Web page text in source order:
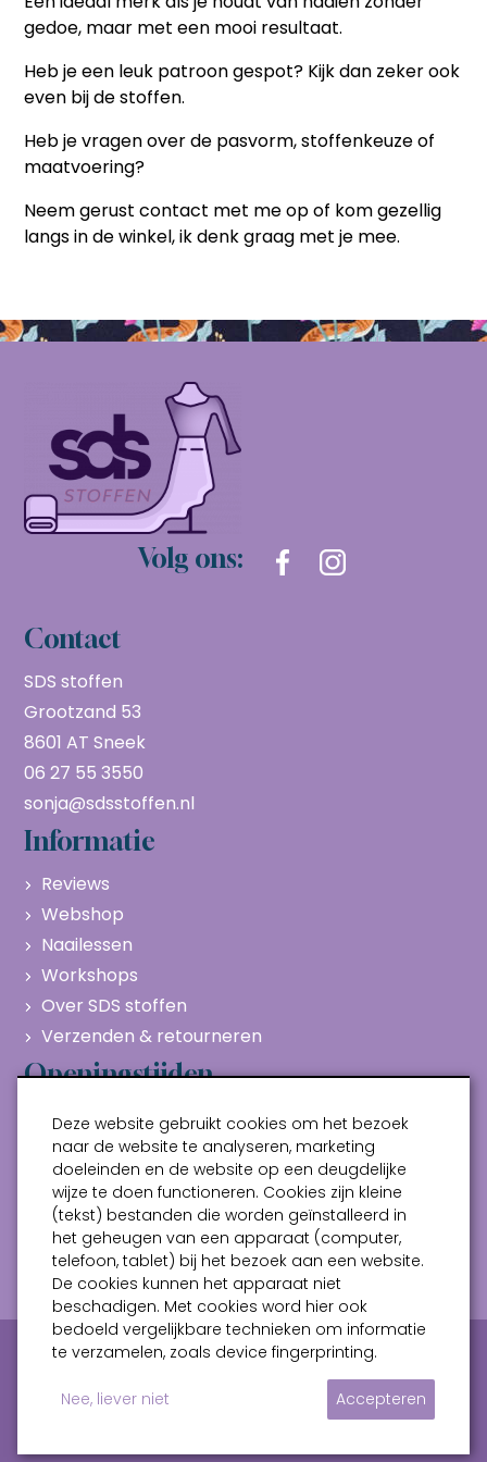
gedoe, maar met een mooi resultaat.
Heb je een leuk patroon gespot? Kijk dan zeker ook
even bij de stoffen.
Heb je vragen over de pasvorm, stoffenkeuze of
maatvoering?
Neem gerust contact met me op of kom gezellig
langs in de winkel, ik denk graag met je mee.
Volg ons:
Contact
SDS stoffen
Grootzand 53
8601 AT Sneek
06 27 55 3550
sonja@sdsstoffen.nl
Informatie
Reviews
Webshop
Naailessen
Workshops
Over SDS stoffen
Verzenden & retourneren
Openingstijden
Maandag
Gesloten
Dinsdag
10:00 - 17:00
Woensdag
10:00 - 17:00
Donderdag
10:00 - 17:00
Vrijdag
10:00 - 17:00
Zaterdag
10:00 - 17:00
Privacy verklaring
Algemene voorwaarden
Deze website gebruikt cookies om het bezoek
naar de website te analyseren, marketing
doeleinden en de website op een deugdelijke
wijze te doen functioneren. Cookies zijn kleine
(tekst) bestanden die worden geïnstalleerd in
het geheugen van een apparaat (computer,
telefoon, tablet) bij het bezoek aan een website.
De cookies kunnen het apparaat niet
beschadigen. Met cookies word hier ook
bedoeld vergelijkbare technieken om informatie
te verzamelen, zoals device fingerprinting.
Nee, liever niet Accepteren